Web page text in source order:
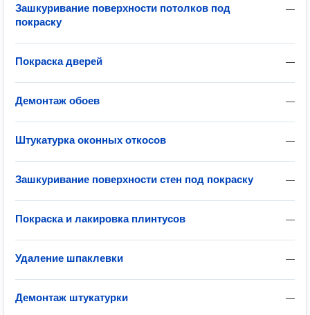
—
Зашкуривание поверхности потолков под
покраску
—
Покраска дверей
—
Демонтаж обоев
—
Штукатурка оконных откосов
—
Зашкуривание поверхности стен под покраску
—
Покраска и лакировка плинтусов
—
Удаление шпаклевки
—
Демонтаж штукатурки